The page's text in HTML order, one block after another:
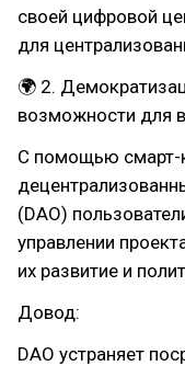
своей цифровой
для
🌍 2.
возможности для
С помощью смарт-
(DAO)
управлении
их развитие и
Довод:
DAO устраняет